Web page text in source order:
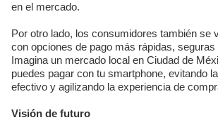
en el mercado.
Por otro lado, los consumidores también se
con opciones de pago más rápidas,
Imagina un mercado local en Ciudad de
puedes pagar con tu smartphone, evitando
efectivo y agilizando la experiencia de
Visión de futuro